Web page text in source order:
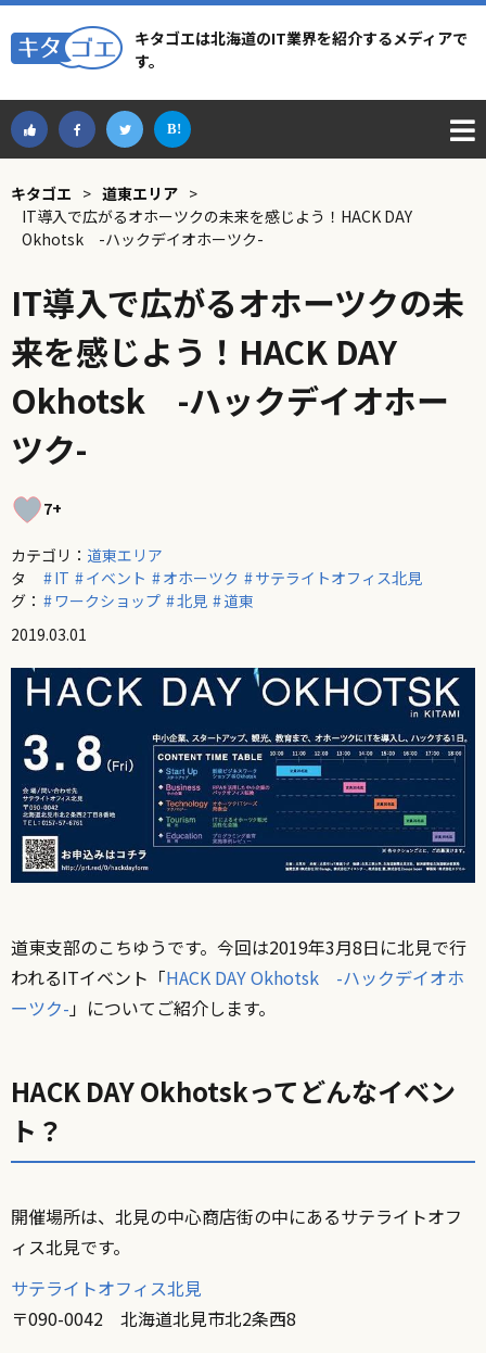
キタゴエは北海道のIT業界を紹介するメディアで
す。
キタゴエ > 道東エリア >
IT導入で広がるオホーツクの未来を感じよう！HACK DAY
Okhotsk -ハックデイオホーツク-
IT導入で広がるオホーツクの未
来を感じよう！HACK DAY
Okhotsk -ハックデイオホー
ツク-
7+
カテゴリ： 道東エリア
タ
グ：
IT イベント オホーツク
サテライトオフィス北見
ワークショップ
北見
道東
2019.03.01
道東支部のこちゆうです。今回は2019年3月8日に北見で行
われるITイベント「HACK DAY Okhotsk -ハックデイオホ
ーツク- 」についてご紹介します。
HACK DAY Okhotskってどんなイベン
ト？
開催場所は、北見の中心商店街の中にあるサテライトオフ
ィス北見です。
サテライトオフィス北見
〒090-0042 北海道北見市北2条西8